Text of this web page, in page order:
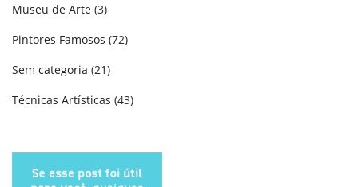
Museu de Arte (3)
Pintores Famosos (72)
Sem categoria (21)
Técnicas Artísticas (43)